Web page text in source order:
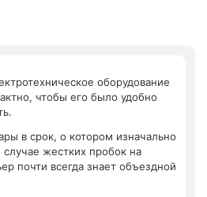
оборудование
чтобы его было удобно
в срок, о котором изначально
случае жестких пробок на
почти всегда знает объездной